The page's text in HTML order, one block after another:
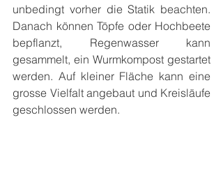
unbedingt vorher die Statik beachten.
Danach können Töpfe oder Hochbeete
bepflanzt, Regenwasser kann
gesammelt, ein Wurmkompost gestartet
werden. Auf kleiner Fläche kann eine
grosse Vielfalt angebaut und Kreisläufe
geschlossen werden.